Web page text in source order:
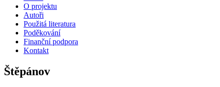
O projektu
Autoři
Použitá literatura
Poděkování
Finanční podpora
Kontakt
Štěpánov